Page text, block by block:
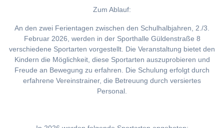
Zum Ablauf:
An den zwei Ferientagen zwischen den Schulhalbjahren, 2./3.
Februar 2026, werden in der Sporthalle Güldenstraße 8
verschiedene Sportarten vorgestellt. Die Veranstaltung bietet den
Kindern die Möglichkeit, diese Sportarten auszuprobieren und
Freude an Bewegung zu erfahren. Die Schulung erfolgt durch
erfahrene Vereinstrainer, die Betreuung durch versiertes
Personal.